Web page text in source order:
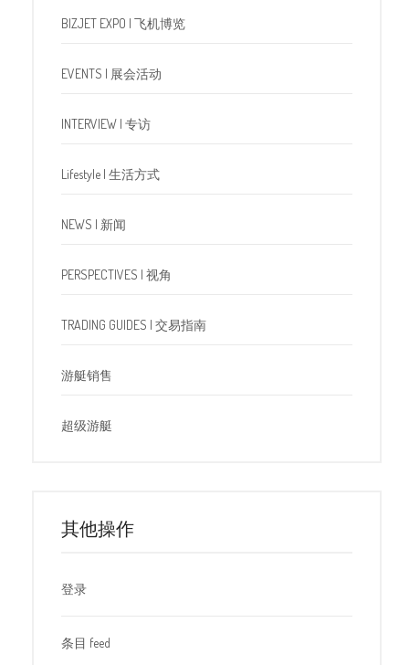
BIZJET EXPO | 飞机博览
EVENTS | 展会活动
INTERVIEW | 专访
Lifestyle | 生活方式
NEWS | 新闻
PERSPECTIVES | 视角
TRADING GUIDES | 交易指南
游艇销售
超级游艇
其他操作
登录
条目 feed